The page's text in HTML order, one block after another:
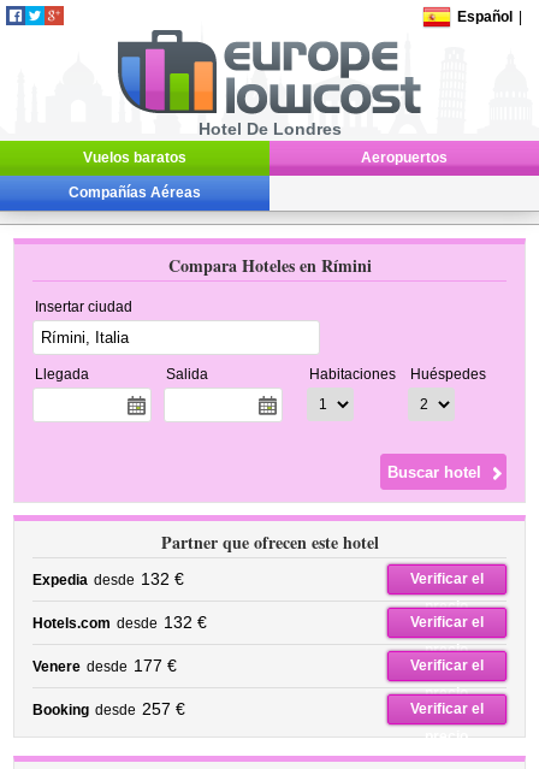
Español
Hotel De Londres
Vuelos baratos Aeropuertos
Compañías Aéreas
Compara Hoteles en Rímini
Insertar ciudad
Llegada Salida Habitaciones Huéspedes
Partner que ofrecen este hotel
Expedia desde 132 €
Verificar el
precio
Hotels.com desde 132 €
Verificar el
precio
Venere desde 177 €
Verificar el
precio
Booking desde 257 €
Verificar el
precio